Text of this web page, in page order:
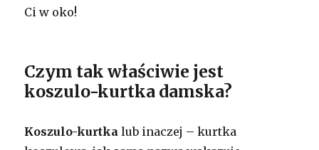
Ci w oko!
Czym tak właściwie jest
koszulo-kurtka damska?
Koszulo-kurtka lub inaczej – kurtka